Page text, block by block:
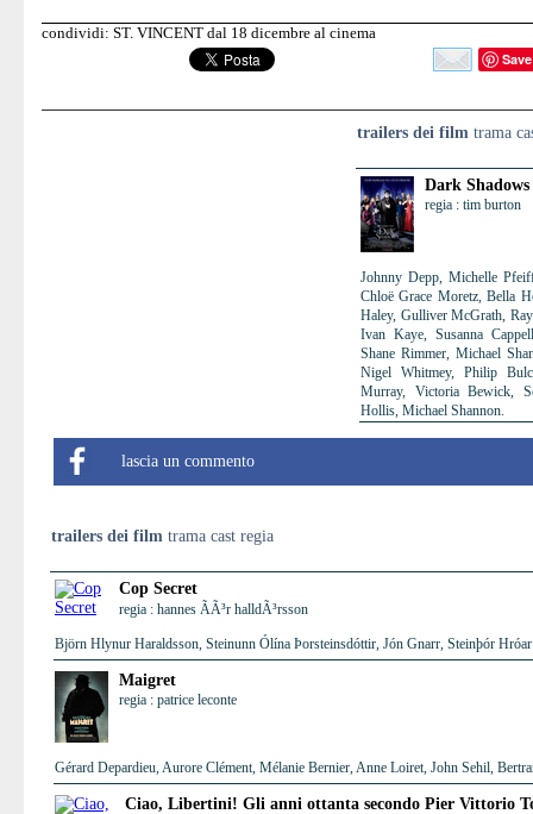
condividi: ST. VINCENT dal 18 dicembre al cinema
Save
trailers dei film trama
Dark Shadows
regia : tim burton
Johnny Depp, Michelle
Chloë Grace Moretz, Bella
Haley, Gulliver McGrath,
Ivan Kaye, Susanna
Shane Rimmer, Michael
Nigel Whitmey, Philip
Murray, Victoria Bewick,
Hollis, Michael Shannon.
lascia un commento
trailers dei film trama cast regia
Cop Secret
regia : hannes ÃÃ³r halldÃ³rsson
Björn Hlynur Haraldsson, Steinunn Ólína Þorsteinsdóttir, Jón Gnarr, Steinþór
Maigret
regia : patrice leconte
Gérard Depardieu, Aurore Clément, Mélanie Bernier, Anne Loiret, John Sehil,
Ciao, Libertini! Gli anni ottanta secondo Pier Vittorio